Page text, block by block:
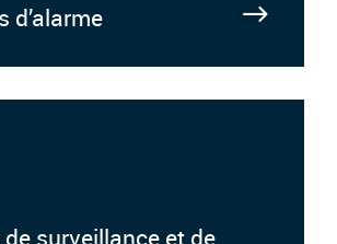
d’alarme
surveillance et de